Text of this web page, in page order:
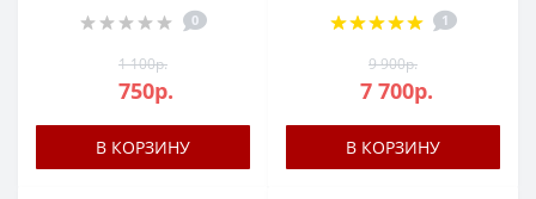
0
1 100р.
750р.
В КОРЗИНУ
1
9 900р.
7 700р.
В КОРЗИНУ